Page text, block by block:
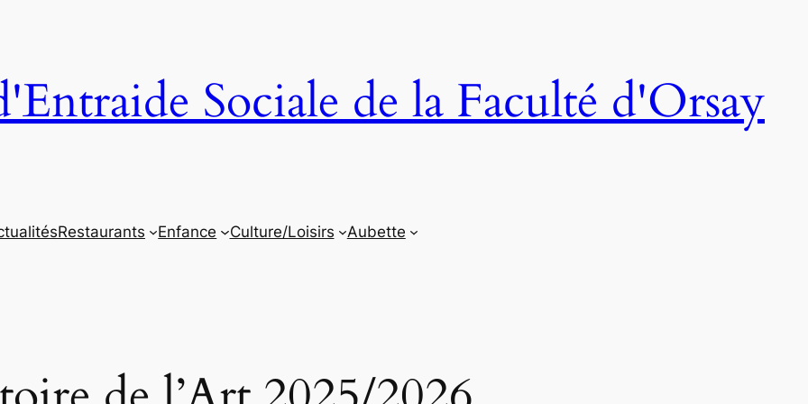
Sociale de la Faculté d'Orsay
Restaurants Enfance Culture/Loisirs Aubette